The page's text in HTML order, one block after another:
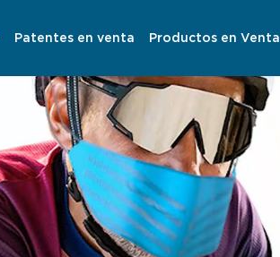
Patentes en venta Productos en Venta